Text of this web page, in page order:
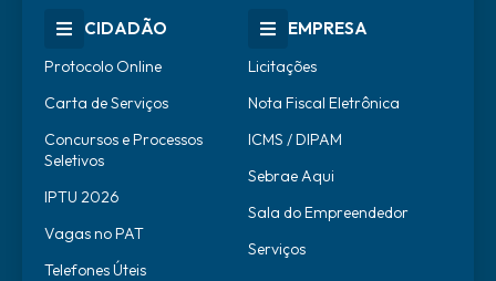
CIDADÃO
Protocolo Online
Carta de Serviços
Concursos e Processos
Seletivos
IPTU 2026
Vagas no PAT
Telefones Úteis
EMPRESA
Licitações
Nota Fiscal Eletrônica
ICMS / DIPAM
Sebrae Aqui
Sala do Empreendedor
Serviços